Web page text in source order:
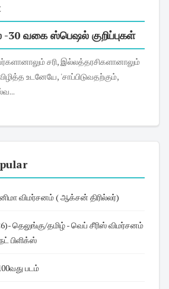
வகை ஸ்பெஷல் குறிப்புகள்
'சாப்பிடுவதற்கும்,
விமர்சனம் ( ஆக்சன் திரில்லர்)
தமிழ் - வெப் சீரிஸ் விமர்சனம்
பிளிக்ஸ்
படம்